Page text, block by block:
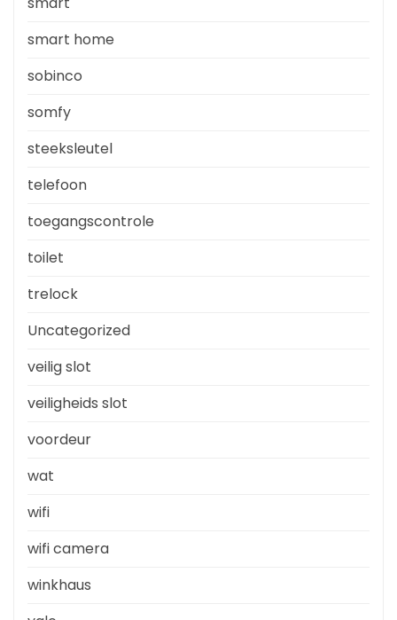
smart home
sobinco
somfy
steeksleutel
telefoon
toegangscontrole
toilet
trelock
Uncategorized
veilig slot
veiligheids slot
voordeur
wat
wifi
wifi camera
winkhaus